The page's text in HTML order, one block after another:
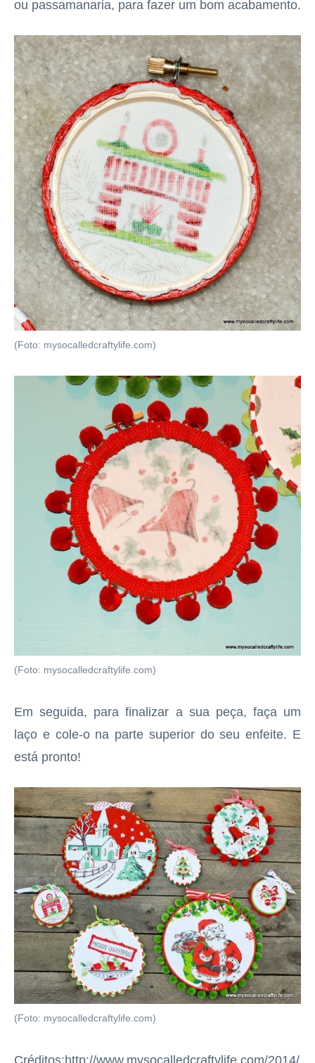
ou passamanaria, para fazer um bom acabamento.
(Foto: mysocalledcraftylife.com)
(Foto: mysocalledcraftylife.com)
Em seguida, para finalizar a sua peça, faça um
laço e cole-o na parte superior do seu enfeite. E
está pronto!
(Foto: mysocalledcraftylife.com)
Créditos:http://www.mysocalledcraftylife.com/2014/